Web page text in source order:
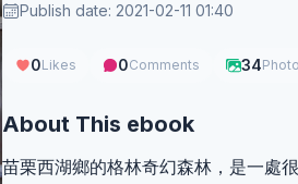
Publish date: 2021-02-11 01:40
0Likes 0Comments 34
About This ebook
苗栗西湖鄉的格林奇幻森林，是一處